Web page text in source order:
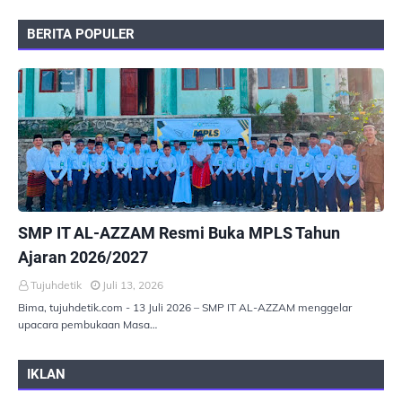
BERITA POPULER
SMP IT AL-AZZAM Resmi Buka MPLS Tahun
Ajaran 2026/2027
Tujuhdetik
Juli 13, 2026
Bima, tujuhdetik.com - 13 Juli 2026 – SMP IT AL-AZZAM menggelar
upacara pembukaan Masa…
IKLAN